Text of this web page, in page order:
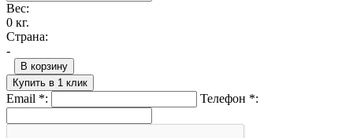
Вес:
0 кг.
Страна:
-
В корзину
Купить в 1 клик
Email *: Телефон *: